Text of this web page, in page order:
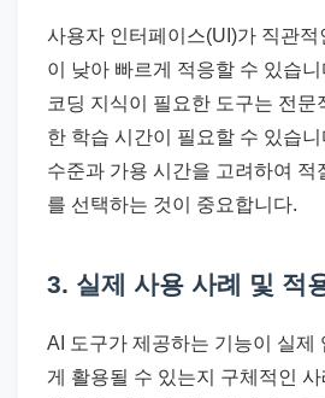
사용자 인터페이스(UI)가 직관적
이 낮아 빠르게 적응할 수 있습
코딩 지식이 필요한 도구는 전문
한 학습 시간이 필요할 수 있습
수준과 가용 시간을 고려하여 적
를 선택하는 것이 중요합니다.
3. 실제 사용 사례 및 적
AI 도구가 제공하는 기능이 실제
게 활용될 수 있는지 구체적인